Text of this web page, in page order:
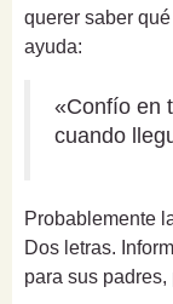
querer saber
ayuda:
«Confío en
cuando
Probablemente
Dos letras.
para sus